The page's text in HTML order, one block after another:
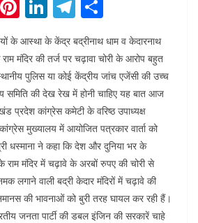
Pi
er
e
st
Li
n
k
e
dI
n
T
el
e
gr
a
m
ar
e
के आस्था के केंद्र बद्रीनाथ धाम व केदारनाथ
मंदिर की तर्ज पर चढ़ावा चोरी के आरोप बहुत
पुलिस या कोई केंद्रीय जांच एजेंसी की उच्च
की देख रेख में होनी चाहिए यह बात आज
प्रदेश कांग्रेस कमेटी के वरिष्ठ उपाध्यक्ष
मुख्यालय में आयोजित पत्रकार वार्ता को
धस्माना ने कहा कि देश और दुनिया भर के
राम मंदिर में चढ़ावे के अरबों रुपए की चोरी से
लगाने वाली बद्री केदार मंदिरों में चढ़ावे की
की भावनाओं को बुरी तरह घायल कर रही हैं।
जनता पार्टी की डबल इंजिन की सरकारें चाहे